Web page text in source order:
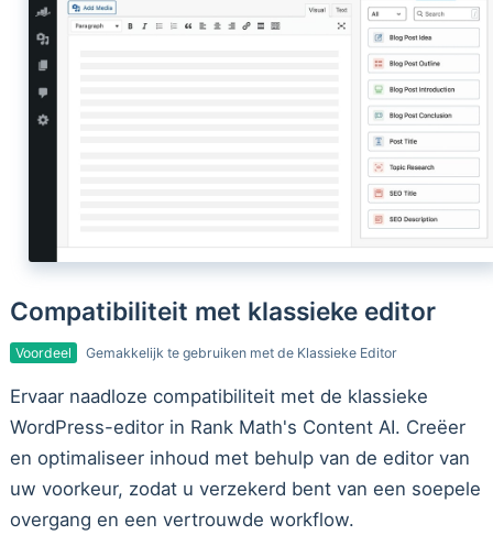
Compatibiliteit met klassieke editor
Voordeel Gemakkelijk te gebruiken met de Klassieke Editor
Ervaar naadloze compatibiliteit met de klassieke
WordPress-editor in Rank Math's Content AI. Creëer
en optimaliseer inhoud met behulp van de editor van
uw voorkeur, zodat u verzekerd bent van een soepele
overgang en een vertrouwde workflow.